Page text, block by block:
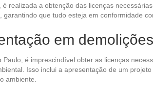
realizada a obtenção das licenças
que tudo esteja em conformidade
em demolições
é imprescindível obter as licenças
Isso inclui a apresentação de um
ambiente.